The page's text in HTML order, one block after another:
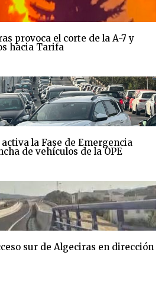
provoca el corte de la A-7 y
hacia Tarifa
la Fase de Emergencia
de vehículos de la OPE
sur de Algeciras en dirección